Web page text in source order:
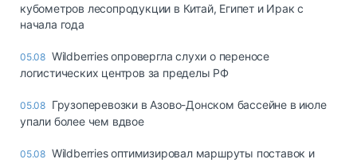
кубометров лесопродукции в Китай, Египет и Ирак с
начала года
05.08 Wildberries опровергла слухи о переносе
логистических центров за пределы РФ
05.08 Грузоперевозки в Азово-Донском бассейне в июле
упали более чем вдвое
05.08 Wildberries оптимизировал маршруты поставок и